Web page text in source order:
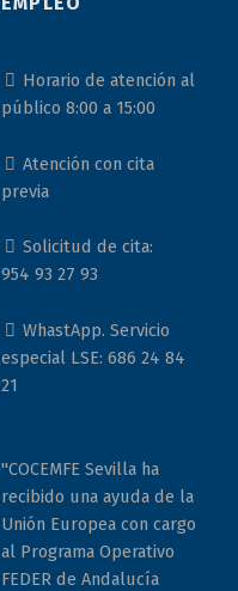
Horario de atención al
público 8:00 a 15:00
Atención con cita
previa
Solicitud de cita:
954 93 27 93
WhastApp. Servicio
especial LSE: 686 24 84
21
"COCEMFE Sevilla ha
recibido una ayuda de la
Unión Europea con cargo
al Programa Operativo
FEDER de Andalucía